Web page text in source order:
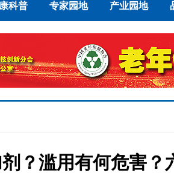
科普 专家园地 产业园地
？滥用有何危害？